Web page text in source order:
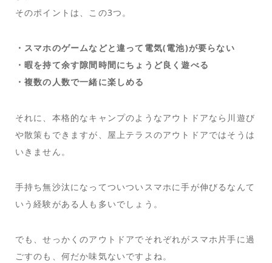
そのポイントは、この3つ。
・スマホのゲームなどと違って電気(電池)が要らない
・暇を持て余す隙間時間にちょうど良く遊べる
・複数の人数で一緒に楽しめる
それに、本格的なキャンプのようなアウトドアなら川遊び
や散策もできますが、屋上テラスのアウトドアではそうは
いきません。
手持ち無沙汰になってついついスマホに手が伸びるなんて
いう経験がある人も多いでしょう。
でも、せっかくのアウトドアでそれぞれがスマホ片手に過
ごすのも、何だか味気ないですよね。